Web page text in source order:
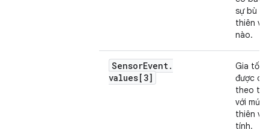
sự bù
thiên vị
nào.
SensorEvent.
values[3]
Gia tốc
được
theo
với mức
thiên vị
tính.